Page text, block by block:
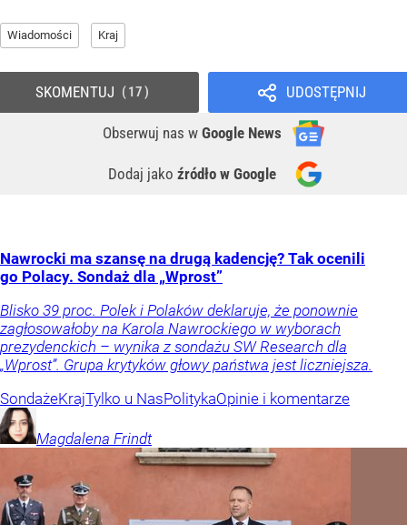
Wiadomości Kraj
UDOSTĘPNIJ
Obserwuj nas w Google News
Dodaj jako źródło w Google
SKOMENTUJ 17
Nawrocki ma szansę na drugą kadencję? Tak ocenili
go Polacy. Sondaż dla „Wprost”
Blisko 39 proc. Polek i Polaków deklaruje, że ponownie
zagłosowałoby na Karola Nawrockiego w wyborach
prezydenckich – wynika z sondażu SW Research dla
„Wprost”. Grupa krytyków głowy państwa jest liczniejsza.
SondażeKrajTylko u NasPolitykaOpinie i komentarze
Magdalena Frindt